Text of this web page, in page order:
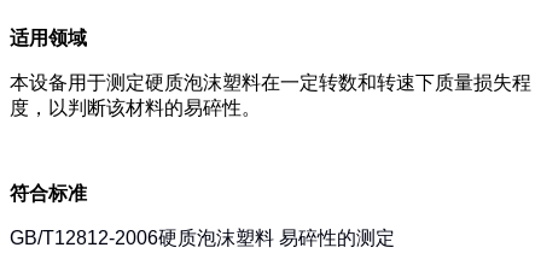
适用领域
本设备用于测定硬质泡沫塑料在一定转数和转速下质量损失程
度，以判断该材料的易碎性。
符合标准
GB/T12812-2006硬质泡沫塑料 易碎性的测定